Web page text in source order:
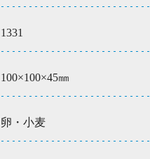
1331
100×100×45㎜
卵・小麦